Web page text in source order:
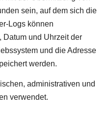
sein, auf dem sich die
Logs können
Datum und Uhrzeit der
und die Adresse
werden.
administrativen und
verwendet.